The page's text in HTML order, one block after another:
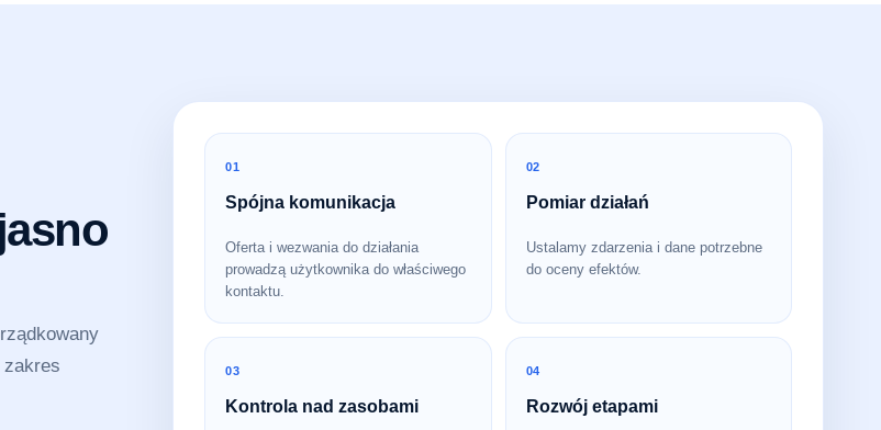
01
Spójna komunikacja
Oferta i wezwania do działania
prowadzą użytkownika do właściwego
kontaktu.
02
Pomiar działań
Ustalamy zdarzenia i dane potrzebne
do oceny efektów.
03
Kontrola nad zasobami
04
Rozwój etapami